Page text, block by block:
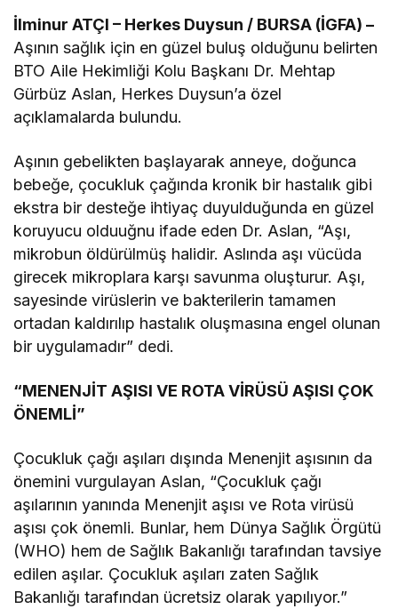
İlminur ATÇI – Herkes Duysun / BURSA (İGFA) –
Aşının sağlık için en güzel buluş olduğunu belirten
BTO Aile Hekimliği Kolu Başkanı Dr. Mehtap
Gürbüz Aslan, Herkes Duysun’a özel
açıklamalarda bulundu.
Aşının gebelikten başlayarak anneye, doğunca
bebeğe, çocukluk çağında kronik bir hastalık gibi
ekstra bir desteğe ihtiyaç duyulduğunda en güzel
koruyucu olduuğnu ifade eden Dr. Aslan, “Aşı,
mikrobun öldürülmüş halidir. Aslında aşı vücüda
girecek mikroplara karşı savunma oluşturur. Aşı,
sayesinde virüslerin ve bakterilerin tamamen
ortadan kaldırılıp hastalık oluşmasına engel olunan
bir uygulamadır” dedi.
“MENENJİT AŞISI VE ROTA VİRÜSÜ AŞISI ÇOK
ÖNEMLİ”
Çocukluk çağı aşıları dışında Menenjit aşısının da
önemini vurgulayan Aslan, “Çocukluk çağı
aşılarının yanında Menenjit aşısı ve Rota virüsü
aşısı çok önemli. Bunlar, hem Dünya Sağlık Örgütü
(WHO) hem de Sağlık Bakanlığı tarafından tavsiye
edilen aşılar. Çocukluk aşıları zaten Sağlık
Bakanlığı tarafından ücretsiz olarak yapılıyor.”